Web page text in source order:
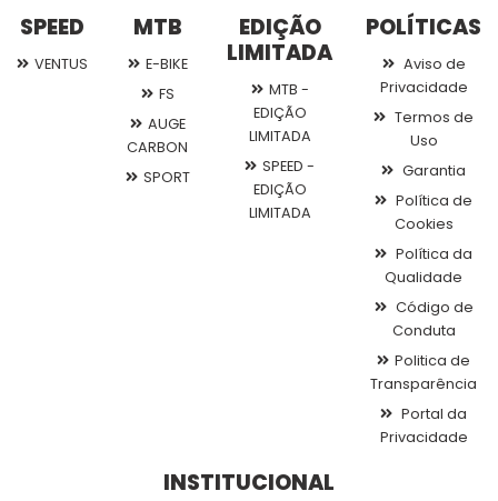
SPEED
VENTUS
MTB
E-BIKE
FS
AUGE
CARBON
SPORT
EDIÇÃO
LIMITADA
MTB -
EDIÇÃO
LIMITADA
SPEED -
EDIÇÃO
LIMITADA
POLÍTICAS
Aviso de
Privacidade
Termos de
Uso
Garantia
Política de
Cookies
Política da
Qualidade
Código de
Conduta
Politica de
Transparência
Portal da
Privacidade
INSTITUCIONAL